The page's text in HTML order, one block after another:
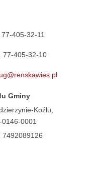
405-32-11
77-405-32-10
ug@renskawies.pl
Gminy
Koźlu,
0001
7492089126